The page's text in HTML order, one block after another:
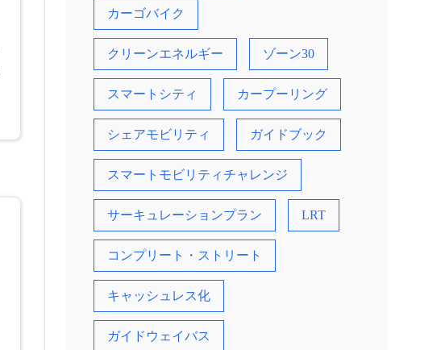
カーゴバイク
クリーンエネルギー ゾーン30
スマートシティ カープーリング
シェアモビリティ ガイドブック
スマートモビリティチャレンジ
サーキュレーションプラン LRT
コンプリート・ストリート
キャッシュレス化
ガイドウェイバス